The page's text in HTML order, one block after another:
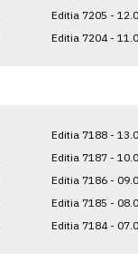
Editia 7205 -
Editia 7204 -
Editia 7188 -
Editia 7187 -
Editia 7186 -
Editia 7185 -
Editia 7184 -